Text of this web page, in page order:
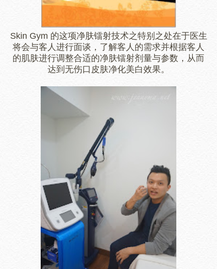
Skin Gym 的这项净肤镭射技术之特别之处在于医生
将会与客人进行面谈，了解客人的需求并根据客人
的肌肤进行调整合适的净肤镭射剂量与参数，从而
达到无伤口皮肤净化美白效果。